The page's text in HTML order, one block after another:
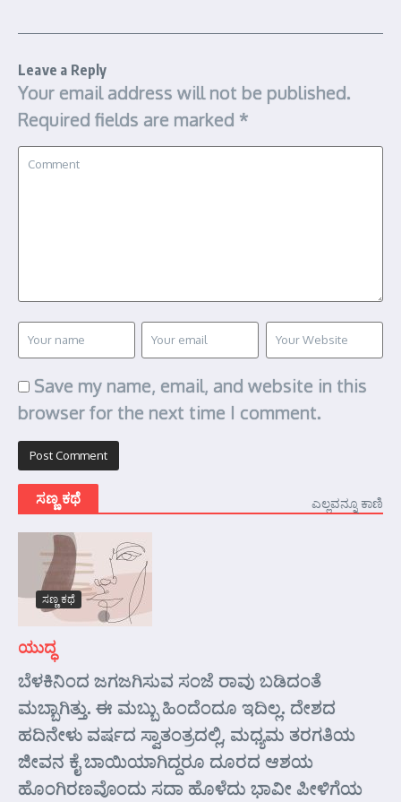
Leave a Reply
Your email address will not be published.
Required fields are marked *
Save my name, email, and website in this
browser for the next time I comment.
ಸಣ್ಣ ಕಥೆ ಎಲ್ಲವನ್ನೂ ಕಾಣಿ
ಸಣ್ಣ ಕಥೆ
ಯುದ್ಧ
ಬೆಳಕಿನಿಂದ ಜಗಜಗಿಸುವ ಸಂಜೆ ರಾವು ಬಡಿದಂತೆ
ಮಬ್ಬಾಗಿತ್ತು. ಈ ಮಬ್ಬು ಹಿಂದೆಂದೂ ಇದಿಲ್ಲ. ದೇಶದ
ಹದಿನೇಳು ವರ್ಷದ ಸ್ವಾತಂತ್ರದಲ್ಲಿ, ಮಧ್ಯಮ ತರಗತಿಯ
ಜೀವನ ಕೈ ಬಾಯಿಯಾಗಿದ್ದರೂ ದೂರದ ಆಶಯ
ಹೊಂಗಿರಣವೊಂದು ಸದಾ ಹೊಳೆದು ಭಾವೀ ಪೀಳಿಗೆಯ